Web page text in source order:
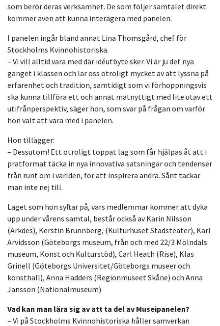
som berör deras verksamhet. De som följer samtalet direkt
kommer även att kunna interagera med panelen.
I panelen ingår bland annat Lina Thomsgård, chef för
Stockholms Kvinnohistoriska.
– Vi vill alltid vara med där idéutbyte sker. Vi är ju det nya
gänget i klassen och lär oss otroligt mycket av att lyssna på
erfarenhet och tradition, samtidigt som vi förhoppningsvis
ska kunna tillföra ett och annat matnyttigt med lite utav ett
utifrånperspektiv, säger hon, som svar på frågan om varför
hon valt att vara med i panelen.
Hon tillägger:
– Dessutom! Ett otroligt toppat lag som får hjälpas åt att i
pratformat täcka in nya innovativa satsningar och tendenser
från runt om i världen, för att inspirera andra. Sånt tackar
man inte nej till.
Laget som hon syftar på, vars medlemmar kommer att dyka
upp under vårens samtal, består också av Karin Nilsson
(Arkdes), Kerstin Brunnberg, (Kulturhuset Stadsteater), Karl
Arvidsson (Göteborgs museum, från och med 22/3 Mölndals
museum, Konst och Kulturstöd), Carl Heath (Rise), Klas
Grinell (Göteborgs Universitet/Göteborgs museer och
konsthall), Anna Hadders (Regionmuseet Skåne) och Anna
Jansson (Nationalmuseum).
Vad kan man lära sig av att ta del av Museipanelen?
– Vi på Stockholms Kvinnohistoriska håller samverkan